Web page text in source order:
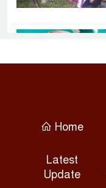
Home
Latest
Update